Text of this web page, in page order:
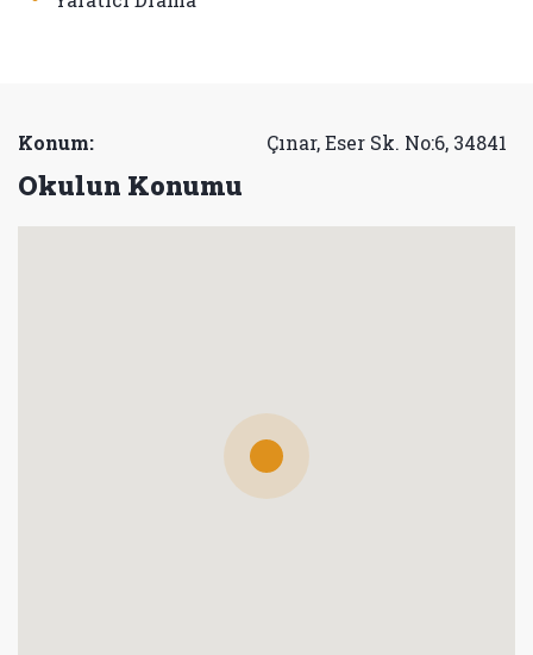
Konum: Çınar, Eser Sk. No:6, 34841
Okulun Konumu